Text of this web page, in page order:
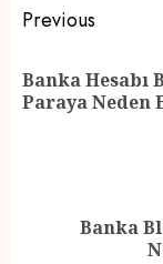
Post
Previous
Banka Hesabı
Paraya Neden
Banka